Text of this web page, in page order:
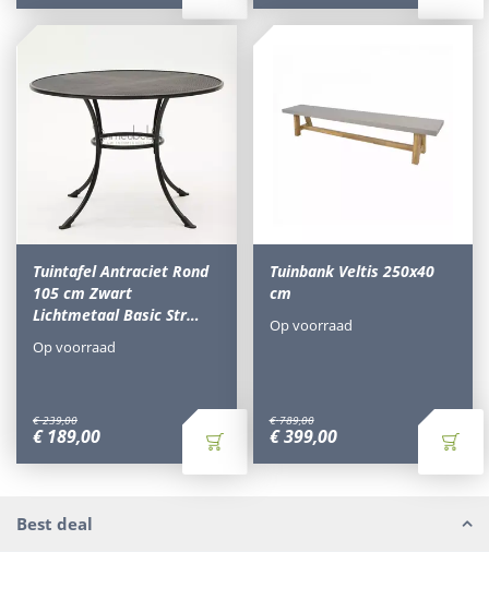
Tuintafel Antraciet Rond
105 cm Zwart
Lichtmetaal Basic Str…
€ 239,00
€ 189,00
Op voorraad
Tuinbank Veltis 250x40
cm
€ 789,00
€ 399,00
Op voorraad
Best deal